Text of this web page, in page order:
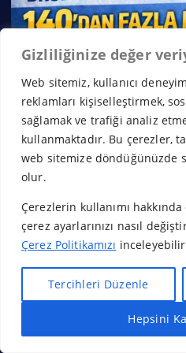
Gizliliğinize değer
Web sitemiz, kullanıcı
reklamları kişiselleştirmek,
sağlamak ve trafiği analiz
kullanmaktadır. Bu çerezler,
web sitemize döndüğünüzde
olur.
Çerezlerin kullanımı
çerez ayarlarınızı nasıl
Çerez Politikamızı
Tercihleri Düzenle
Hepsini
Hızlı Bayilik Al